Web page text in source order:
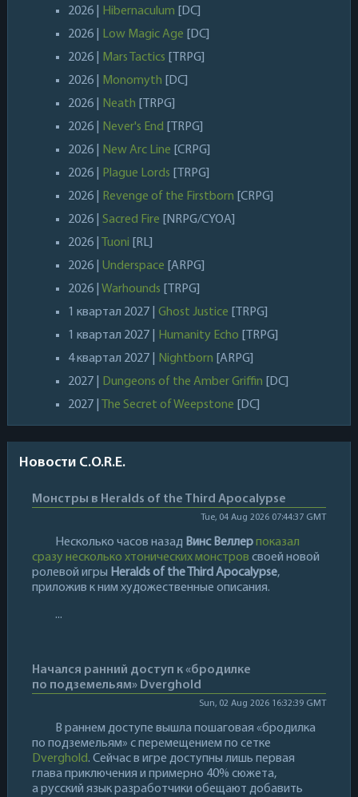
2026 | Hibernaculum
[DC]
2026 | Low Magic Age
[DC]
2026 | Mars Tactics
[TRPG]
2026 | Monomyth
[DC]
2026 | Neath
[TRPG]
2026 | Never's End
[TRPG]
2026 | New Arc Line [CRPG]
2026 | Plague Lords
[TRPG]
2026 | Revenge of the Firstborn [CRPG]
2026 | Sacred Fire
[NRPG/CYOA]
2026 |
Tuoni
[RL]
2026 | Underspace [ARPG]
2026 | Warhounds
[TRPG]
1 квартал 2027 | Ghost Justice
[TRPG]
1 квартал 2027 | Humanity Echo
[TRPG]
4 квартал 2027 | Nightborn [ARPG]
2027 | Dungeons of the Amber Griffin
[DC]
2027 |
The Secret of Weepstone [DC]
Новости C.O.R.E.
Монстры в Heralds of the Third Apocalypse
Tue, 04 Aug 2026 07:44:37 GMT
Несколько часов назад Винс Веллер показал
сразу несколько хтонических монстров своей новой
ролевой игры Heralds of the Third Apocalypse,
приложив к ним художественные описания.
...
Начался ранний доступ к «бродилке
по подземельям» Dverghold
Sun, 02 Aug 2026 16:32:39 GMT
В раннем доступе вышла пошаговая «бродилка
по подземельям» с перемещением по сетке
Dverghold. Сейчас в игре доступны лишь первая
глава приключения и примерно 40% сюжета,
а русский язык разработчики обещают добавить